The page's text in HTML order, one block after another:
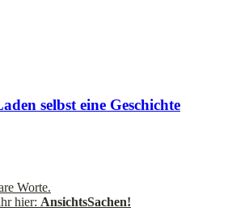
selbst eine Geschichte
Worte.
hier: AnsichtsSachen!